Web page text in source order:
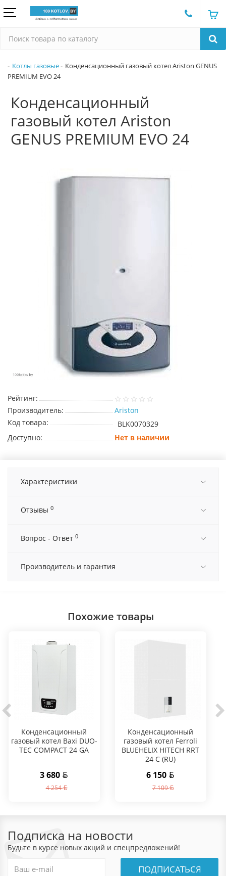
Котлы газовые
Конденсационный газовый котел Ariston GENUS
PREMIUM EVO 24
Конденсационный
газовый котел Ariston
GENUS PREMIUM EVO 24
Рейтинг:
Производитель:
Ariston
Код товара:
BLK0070329
Доступно:
Нет в наличии
Характеристики
Отзывы 0
Вопрос - Ответ 0
Производитель и гарантия
Похожие товары
Конденсационный
газовый котел Baxi DUO-
TEC COMPACT 24 GA
3 680
4 254
Конденсационный
газовый котел Ferroli
BLUEHELIX HITECH RRT
24 C (RU)
6 150
7 109
Подписка на новости
Будьте в курсе новых акций и спецпредложений!
ПОДПИСАТЬСЯ